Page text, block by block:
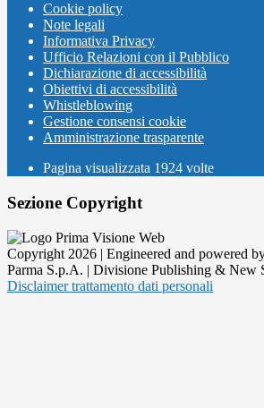
Cookie policy
Note legali
Informativa Privacy
Ufficio Relazioni con il Pubblico
Dichiarazione di accessibilità
Obiettivi di accessibilità
Whistleblowing
Gestione consensi cookie
Amministrazione trasparente
Pagina visualizzata 1924 volte
Sezione Copyright
Copyright 2026 | Engineered and powered
Parma S.p.A. | Divisione Publishing & New
Disclaimer trattamento dati personali